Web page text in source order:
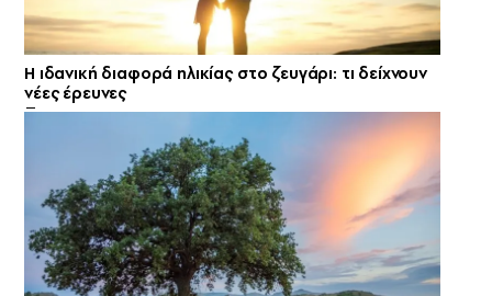
Η ιδανική διαφορά ηλικίας στο ζευγάρι: τι δείχνουν
νέες έρευνες